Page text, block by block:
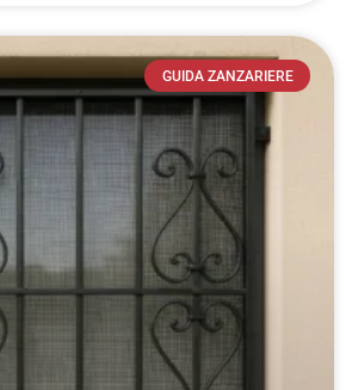
GUIDA ZANZARIERE